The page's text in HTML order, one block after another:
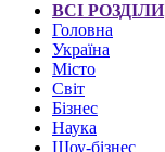
ВСІ РОЗДІЛИ
Головна
Україна
Місто
Світ
Бізнес
Наука
Шоу-бізнес